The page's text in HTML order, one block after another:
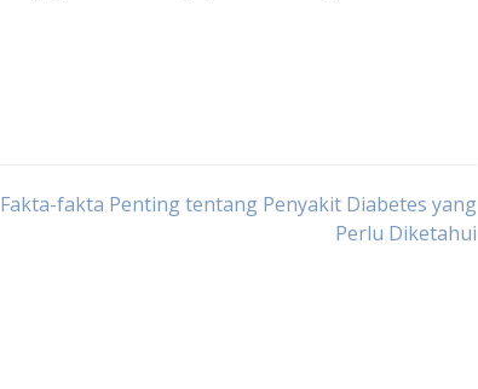
Fakta-fakta Penting tentang Penyakit Diabetes yang
Perlu Diketahui